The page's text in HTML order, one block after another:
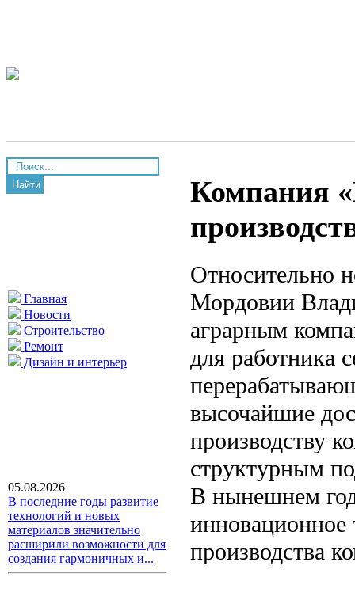
Найти
Главная
Новости
Строительство
Ремонт
Дизайн и интерьер
05.08.2026
В последние годы развитие
технологий и новых
материалов значительно
расширили возможности для
создания гармоничных и...
Компания
Относительно
Мордовии
аграрным
для работника
высочайшие
производству
структурным
В нынешнем
инновационное
производства